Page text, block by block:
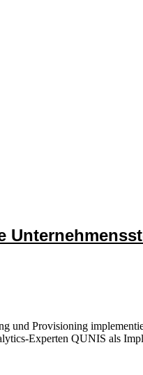
und Provisioning
Experten QUNIS als